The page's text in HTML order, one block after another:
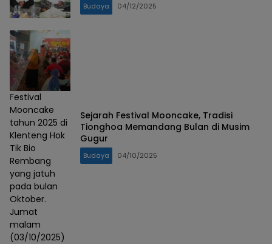
Budaya 04/12/2025
Festival
Mooncake
tahun 2025 di
Klenteng Hok
Tik Bio
Rembang
yang jatuh
pada bulan
Oktober.
Jumat
malam
(03/10/2025)
Sejarah Festival Mooncake, Tradisi
Tionghoa Memandang Bulan di Musim
Gugur
Budaya 04/10/2025